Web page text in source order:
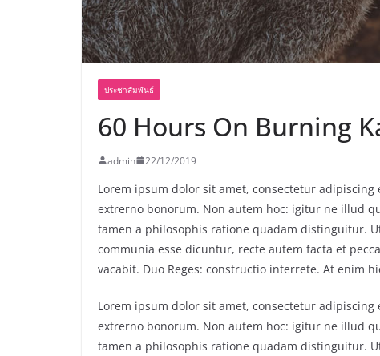
ประชาสัมพันธ์
60 Hours On Burning
admin 22/12/2019
Lorem ipsum dolor sit amet, consectetur
extrerno bonorum. Non autem hoc: igitur ne illud
tamen a philosophis ratione quadam distinguitur.
communia esse dicuntur, recte autem facta et
vacabit. Duo Reges: constructio interrete. At enim
Lorem ipsum dolor sit amet, consectetur
extrerno bonorum. Non autem hoc: igitur ne illud
tamen a philosophis ratione quadam distinguitur.